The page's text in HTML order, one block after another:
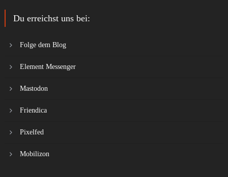
Du erreichst uns bei:
Folge dem Blog
Element Messenger
Mastodon
Friendica
Pixelfed
Mobilizon